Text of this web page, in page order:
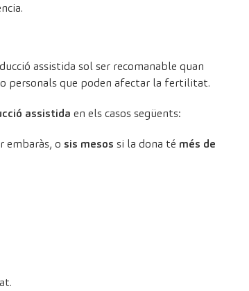
assistida sol ser recomanable quan
personals que poden afectar la fertilitat.
assistida en els casos següents:
embaràs, o sis mesos si la dona té més de